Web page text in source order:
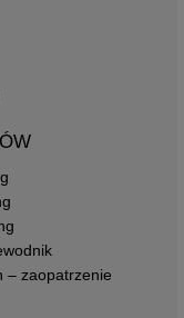
– zaopatrzenie